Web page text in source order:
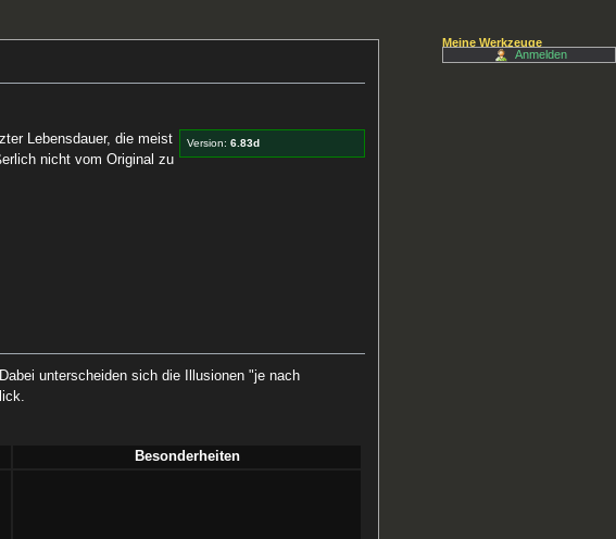
Version:6.83d
Lebensdauer, die meist
nicht vom Original zu
unterscheiden sich die Illusionen "je nach
Besonderheiten
Meine Werkzeuge
Anmelden